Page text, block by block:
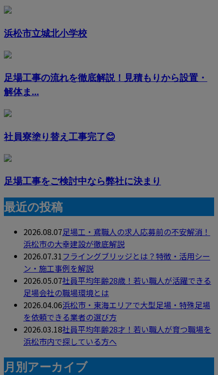
浜松市立城北小学校
足場工事の流れを徹底解説！見積もりから設置・
解体ま...
社員寮塗り替え工事完了😊
足場工事をご検討中なら弊社に決まり
最近の投稿
2026.08.07足場工・鳶職人の求人応募前の不安解消！
浜松市の大幸建設が徹底解説
2026.07.31フライングブリッジとは？特徴・活用シー
ン・施工事例を解説
2026.05.07社員平均年齢28歳！若い職人が活躍できる
足場会社の職場環境とは
2026.04.06浜松市・東海エリアで大型足場・特殊足場
を依頼できる業者の選び方
2026.03.18社員平均年齢28才！若い職人が育つ職場を
浜松市内で探している方へ
月別アーカイブ